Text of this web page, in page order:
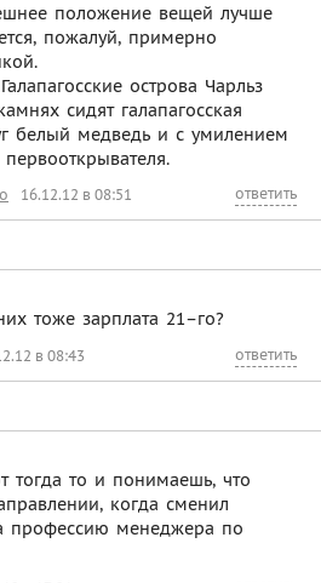
положение вещей лучше
пожалуй, примерно
острова Чарльз
сидят галапагосская
белый медведь и с умилением
16.12.12 в 08:51 ответить
тоже зарплата 21–го?
в 08:43 ответить
тогда то и понимаешь, что
когда сменил
профессию менеджера по